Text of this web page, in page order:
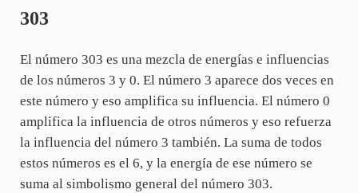
303
El número 303 es una mezcla de energías e influencias
de los números 3 y 0. El número 3 aparece dos veces en
este número y eso amplifica su influencia. El número 0
amplifica la influencia de otros números y eso refuerza
la influencia del número 3 también. La suma de todos
estos números es el 6, y la energía de ese número se
suma al simbolismo general del número 303.